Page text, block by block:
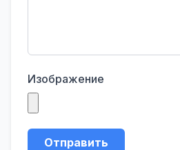
Изображение
Отправить